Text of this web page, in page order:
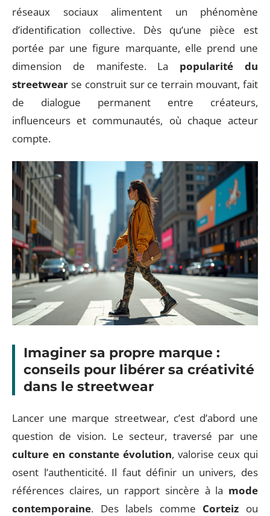
réseaux sociaux alimentent un phénomène
d’identification collective. Dès qu’une pièce est
portée par une figure marquante, elle prend une
dimension de manifeste. La popularité du
streetwear se construit sur ce terrain mouvant, fait
de dialogue permanent entre créateurs,
influenceurs et communautés, où chaque acteur
compte.
Imaginer sa propre marque :
conseils pour libérer sa créativité
dans le streetwear
Lancer une marque streetwear, c’est d’abord une
question de vision. Le secteur, traversé par une
culture en constante évolution, valorise ceux qui
osent l’authenticité. Il faut définir un univers, des
références claires, un rapport sincère à la mode
contemporaine. Des labels comme Corteiz ou